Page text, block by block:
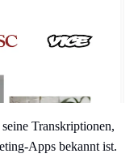
Transkriptionen,
Apps bekannt ist.